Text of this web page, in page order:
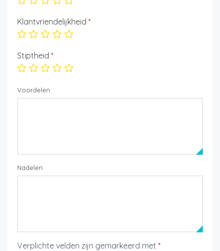
Klantvriendelijkheid *
Stiptheid *
Voordelen
Nadelen
Verplichte velden zijn gemarkeerd met *